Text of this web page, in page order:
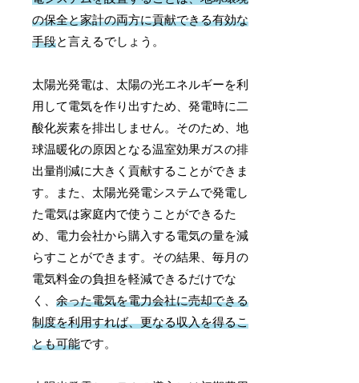
の保全と家計の両方に貢献できる有効な
手段と言えるでしょう。
太陽光発電は、太陽の光エネルギーを利
用して電気を作り出すため、発電時に二
酸化炭素を排出しません。そのため、地
球温暖化の原因となる温室効果ガスの排
出量削減に大きく貢献することができま
す。また、太陽光発電システムで発電し
た電気は家庭内で使うことができるた
め、電力会社から購入する電気の量を減
らすことができます。その結果、毎月の
電気料金の負担を軽減できるだけでな
く、余った電気を電力会社に売却できる
制度を利用すれば、更なる収入を得るこ
とも可能です。